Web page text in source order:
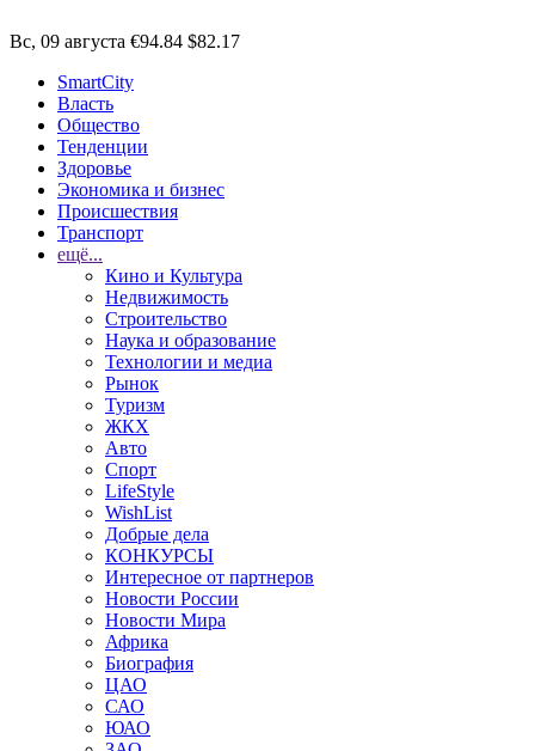
Вс, 09 августа €94.84 $82.17
SmartCity
Власть
Общество
Тенденции
Здоровье
Экономика и бизнес
Происшествия
Транспорт
ещё...
Кино и Культура
Недвижимость
Строительство
Наука и образование
Технологии и медиа
Рынок
Туризм
ЖКХ
Авто
Спорт
LifeStyle
WishList
Добрые дела
КОНКУРСЫ
Интересное от партнеров
Новости России
Новости Мира
Африка
Биография
ЦАО
САО
ЮАО